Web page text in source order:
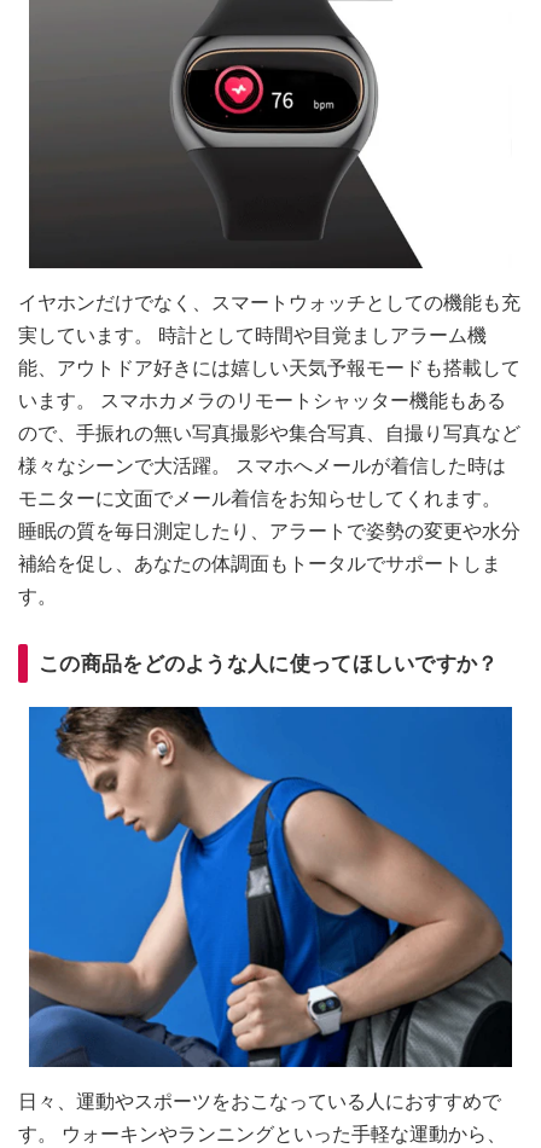
イヤホンだけでなく、スマートウォッチとしての機能も充
実しています。 時計として時間や目覚ましアラーム機
能、アウトドア好きには嬉しい天気予報モードも搭載して
います。 スマホカメラのリモートシャッター機能もある
ので、手振れの無い写真撮影や集合写真、自撮り写真など
様々なシーンで大活躍。 スマホへメールが着信した時は
モニターに文面でメール着信をお知らせしてくれます。
睡眠の質を毎日測定したり、アラートで姿勢の変更や水分
補給を促し、あなたの体調面もトータルでサポートしま
す。
この商品をどのような人に使ってほしいですか？
日々、運動やスポーツをおこなっている人におすすめで
す。 ウォーキンやランニングといった手軽な運動から、